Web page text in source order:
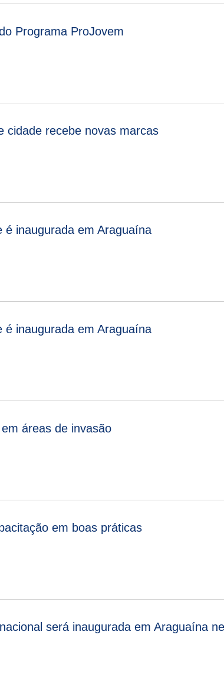
Programa ProJovem
cidade recebe novas marcas
é inaugurada em Araguaína
é inaugurada em Araguaína
áreas de invasão
em boas práticas
será inaugurada em Araguaína